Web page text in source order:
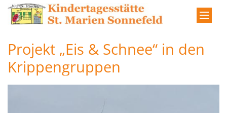
Zum Inhalt springen
Projekt „Eis & Schnee“ in den
Krippengruppen